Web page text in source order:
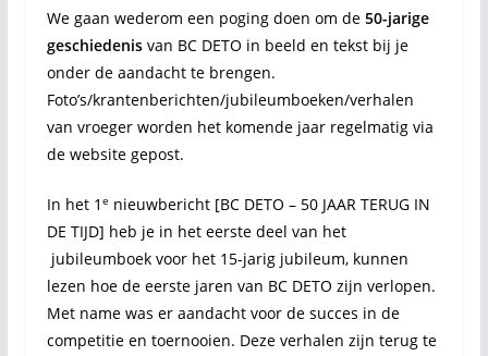
We gaan wederom een poging doen om de 50-jarige
geschiedenisvan BC DETO in beeld en tekst bij je
onder de aandacht te brengen.
Foto’s/krantenberichten/jubileumboeken/verhalen
van vroeger worden het komende jaar regelmatig via
de website gepost.
In het 1 e nieuwbericht [BC DETO – 50 JAAR TERUG IN
DE TIJD] heb je in het eerste deel van het
jubileumboek voor het 15-jarig jubileum, kunnen
lezen hoe de eerste jaren van BC DETO zijn verlopen.
Met name was er aandacht voor de succes in de
competitie en toernooien. Deze verhalen zijn terug te